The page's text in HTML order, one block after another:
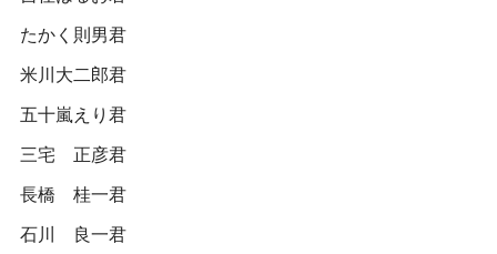
たかく則男君
米川大二郎君
五十嵐えり君
三宅 正彦君
長橋 桂一君
石川 良一君